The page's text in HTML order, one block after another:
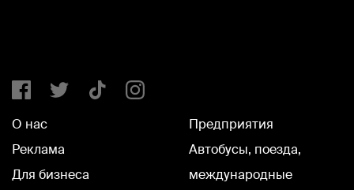
О нас
Реклама
Для бизнеса
Предприятия
Автобусы, поезда,
международные